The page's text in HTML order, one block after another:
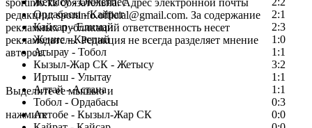
Ордабасы - Кайрат
2:1
Кайсар - Елимай
2:3
Женис - Каспий
1:0
Атырау - Тобол
1:1
Кызыл-Жар СК - Жетысу
3:2
Иртыш - Улытау
1:1
Алтай - Астана
1:1
Тобол - Ордабасы
0:3
Актобе - Кызыл-Жар СК
0:0
sportinfo.kz обязательна. Адрес электронной почты
редакции: sportinfo.official@gmail.com. За содержание
рекламных публикаций ответственность несет
рекламодатель. Редакция не всегда разделяет мнение
авторов.
Заметили ошибку в тексте?
Выделите ее мышью и
нажмите